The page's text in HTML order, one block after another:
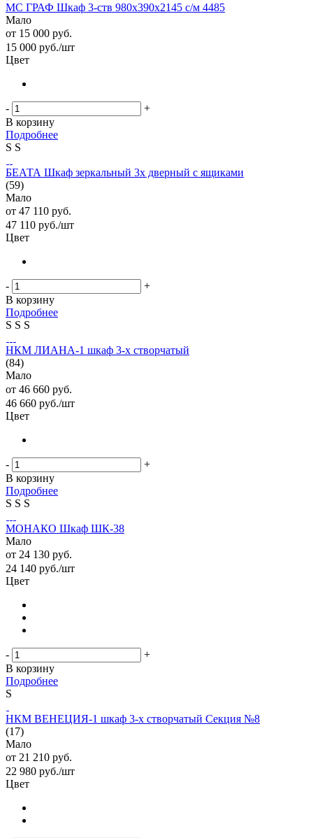
МС ГРАФ Шкаф 3-ств 980х390х2145 с/м 4485
Мало
от 15 000 руб.
15 000 руб./шт
Цвет
-
+
В корзину
Подробнее
S S
БЕАТА Шкаф зеркальный 3х дверный с ящиками
(59)
Мало
от 47 110 руб.
47 110 руб./шт
Цвет
-
+
В корзину
Подробнее
S S S
НКМ ЛИАНА-1 шкаф 3-х створчатый
(84)
Мало
от 46 660 руб.
46 660 руб./шт
Цвет
-
+
В корзину
Подробнее
S S S
МОНАКО Шкаф ШК-38
Мало
от 24 130 руб.
24 140 руб./шт
Цвет
-
+
В корзину
Подробнее
S
НКМ ВЕНЕЦИЯ-1 шкаф 3-х створчатый Секция №8
(17)
Мало
от 21 210 руб.
22 980 руб./шт
Цвет